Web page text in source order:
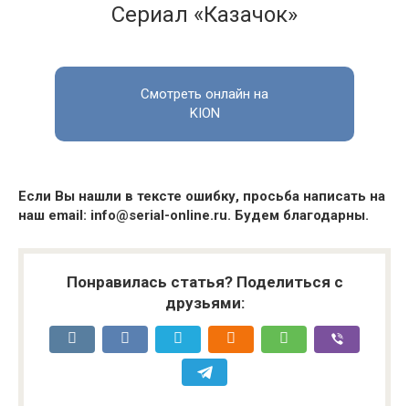
Сериал «Казачок»
Смотреть онлайн на
KION
Если Вы нашли в тексте ошибку, просьба написать на
наш email: info@serial-online.ru. Будем благодарны.
Понравилась статья? Поделиться с
друзьями: